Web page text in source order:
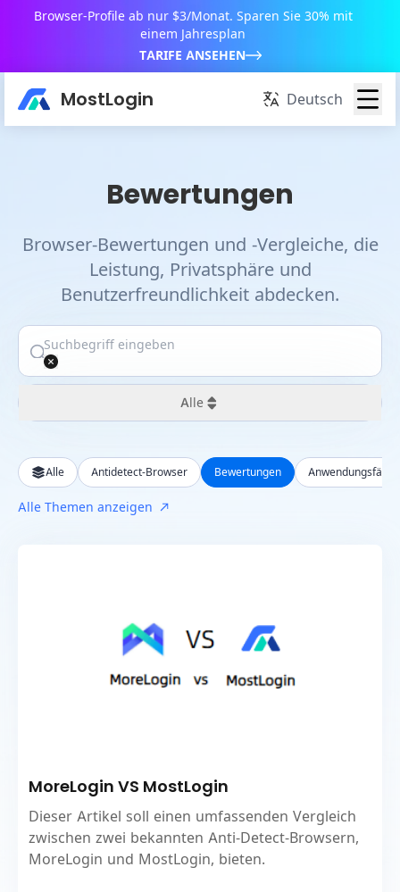
Browser-Profile ab nur $3/Monat. Sparen Sie 30% mit
einem Jahresplan
TARIFE ANSEHEN
MostLogin Deutsch
Bewertungen
Browser-Bewertungen und -Vergleiche, die
Leistung, Privatsphäre und
Benutzerfreundlichkeit abdecken.
Alle
Letzte 24 Stunden
Letzte Woche
Alle Antidetect-Browser Bewertungen Anwendungsfälle
Alle Themen anzeigen
MoreLogin VS MostLogin
Dieser Artikel soll einen umfassenden Vergleich
zwischen zwei bekannten Anti-Detect-Browsern,
MoreLogin und MostLogin, bieten.